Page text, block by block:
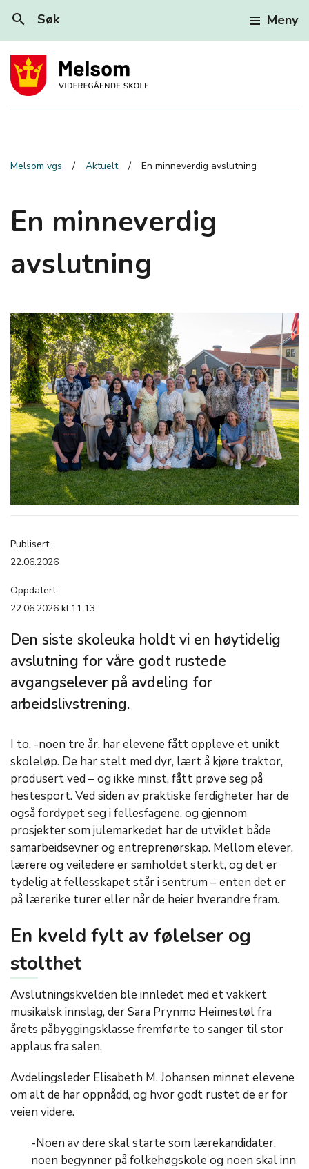
search Søk Meny
Melsom vgs Aktuelt En minneverdig avslutning
En minneverdig
avslutning
Publisert:
22.06.2026
Oppdatert:
22.06.2026 kl.11:13
Den siste skoleuka holdt vi en høytidelig
avslutning for våre godt rustede
avgangselever på avdeling for
arbeidslivstrening.
I to, -noen tre år, har elevene fått oppleve et unikt
skoleløp. De har stelt med dyr, lært å kjøre traktor,
produsert ved – og ikke minst, fått prøve seg på
hestesport. Ved siden av praktiske ferdigheter har de
også fordypet seg i fellesfagene, og gjennom
prosjekter som julemarkedet har de utviklet både
samarbeidsevner og entreprenørskap. Mellom elever,
lærere og veiledere er samholdet sterkt, og det er
tydelig at fellesskapet står i sentrum – enten det er
på lærerike turer eller når de heier hverandre fram.
En kveld fylt av følelser og
stolthet
Avslutningskvelden ble innledet med et vakkert
musikalsk innslag, der Sara Prynmo Heimestøl fra
årets påbyggingsklasse fremførte to sanger til stor
applaus fra salen.
Avdelingsleder Elisabeth M. Johansen minnet elevene
om alt de har oppnådd, og hvor godt rustet de er for
veien videre.
-Noen av dere skal starte som lærekandidater,
noen begynner på folkehøgskole og noen skal inn